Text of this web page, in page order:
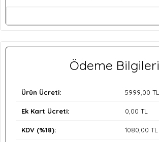
Ödeme Bilgileri
Ürün Ücreti: 5999 ,00 TL
Ek Kart Ücreti: 0 ,00 TL
KDV (%18): 1080 ,00 TL